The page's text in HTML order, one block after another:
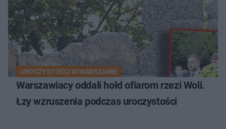
UROCZYSTOŚCI W WARSZAWIE
Warszawiacy oddali hołd ofiarom rzezi Woli.
Łzy wzruszenia podczas uroczystości